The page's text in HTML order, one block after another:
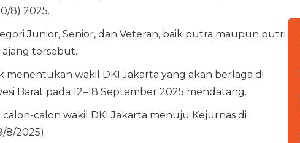
8) 2025.
Junior, Senior, dan Veteran, baik putra maupun putri.
tersebut.
menentukan wakil DKI Jakarta yang akan berlaga di
Barat pada 12–18 September 2025 mendatang.
calon wakil DKI Jakarta menuju Kejurnas di
8/2025).